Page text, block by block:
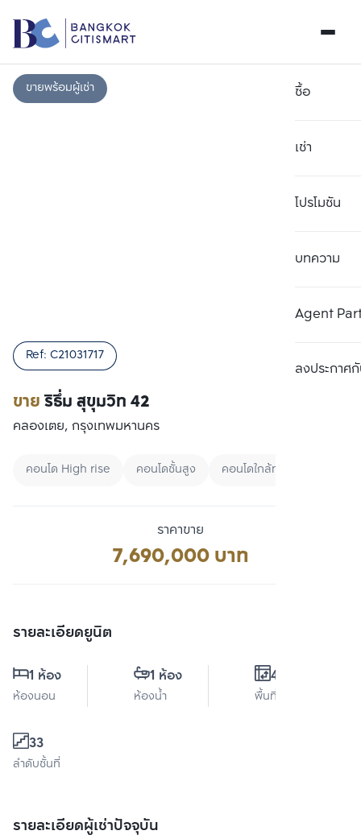
ซื้อ
เช่า
โปรโมชัน
บทความ
Agent
ลงประกาศกั
ขายพร้อมผู้เช่า
ขายริธึ่ม สุขุมวิท 42
Ref: C21031717
คลองเตย, กรุงเทพมหานคร
คอนโด High rise คอนโดชั้นสูง คอนโดใกล้ทางด่วน
ราคาขาย
7,690,000 บาท
รายละเอียดยูนิต
1 ห้อง
ห้องนอน
1 ห้อง
ห้องน้ำ
45 ตร.ม.
พื้นที่ใช้สอย
33
ลำดับชั้นที่
รายละเอียดผู้เช่าปัจจุบัน